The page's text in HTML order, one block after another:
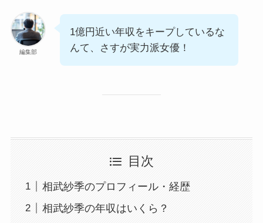
編集部
1億円近い年収をキープしているな
んて、さすが実力派女優！
目次
相武紗季のプロフィール・経歴
相武紗季の年収はいくら？